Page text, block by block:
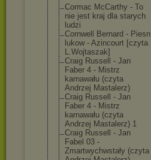
Cormac McCarthy - To
nie jest kraj dla starych
ludzi
Cornwell Bernard - Piesn
lukow - Azincourt [czyta
L.Wojtaszak]
Craig Russell - Jan
Faber 4 - Mistrz
karnawału (czyta
Andrzej Mastalerz)
Craig Russell - Jan
Faber 4 - Mistrz
karnawału (czyta
Andrzej Mastalerz) 1
Craig Russell - Jan
Fabel 03 -
Zmartwychwstały (czyta